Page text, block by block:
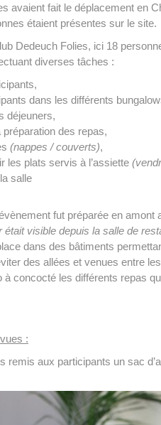
avaient fait le déplacement en
étaient présentes sur le site.
Dedeuch Folies, ici 18
diverses tâches :
dans les différents
déjeuners,
préparation des repas,
(nappes / couverts),
les plats servis à l’assiette
salle
fut préparée en
était visible depuis la salle de
dans des bâtiments
des allées et venues entre
à concocté les différents repas
:
remis aux participants un sac